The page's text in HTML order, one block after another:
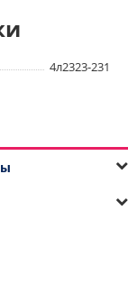
4л2323-231